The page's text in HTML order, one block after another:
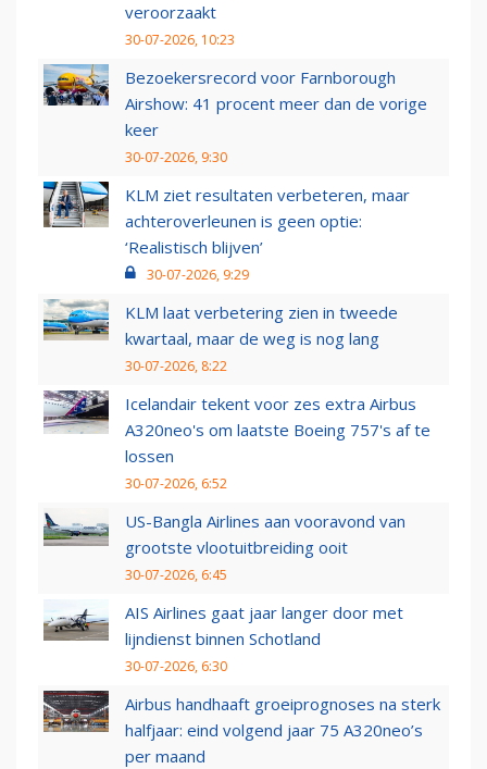
veroorzaakt
30-07-2026, 10:23
Bezoekersrecord voor Farnborough
Airshow: 41 procent meer dan de vorige
keer
30-07-2026, 9:30
KLM ziet resultaten verbeteren, maar
achteroverleunen is geen optie:
‘Realistisch blijven’
30-07-2026, 9:29
KLM laat verbetering zien in tweede
kwartaal, maar de weg is nog lang
30-07-2026, 8:22
Icelandair tekent voor zes extra Airbus
A320neo's om laatste Boeing 757's af te
lossen
30-07-2026, 6:52
US-Bangla Airlines aan vooravond van
grootste vlootuitbreiding ooit
30-07-2026, 6:45
AIS Airlines gaat jaar langer door met
lijndienst binnen Schotland
30-07-2026, 6:30
Airbus handhaaft groeiprognoses na sterk
halfjaar: eind volgend jaar 75 A320neo’s
per maand